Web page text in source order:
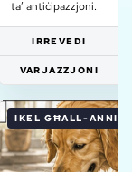
ta’ antiċipazzjoni.
IRREVEDI
VARJAZZJONI
IKEL GĦALL-